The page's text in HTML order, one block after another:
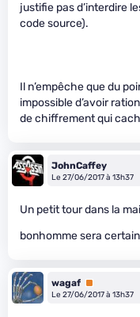
justifie pas d’interdire
code source).
Il n’empêche que du
impossible d’avoir
de chiffrement qui
JohnCaffey
Le 27/06/2017 à 13h37
Un petit tour dans la
bonhomme sera
wagaf Premium
Le 27/06/2017 à 13h37